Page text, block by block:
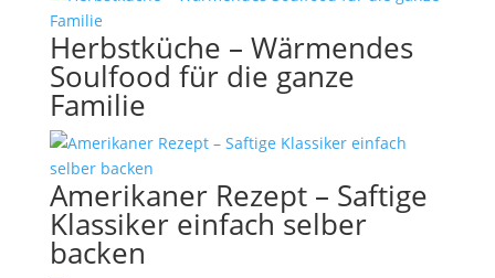
Herbstküche – Wärmendes
Soulfood für die ganze
Familie
Amerikaner Rezept – Saftige
Klassiker einfach selber
backen